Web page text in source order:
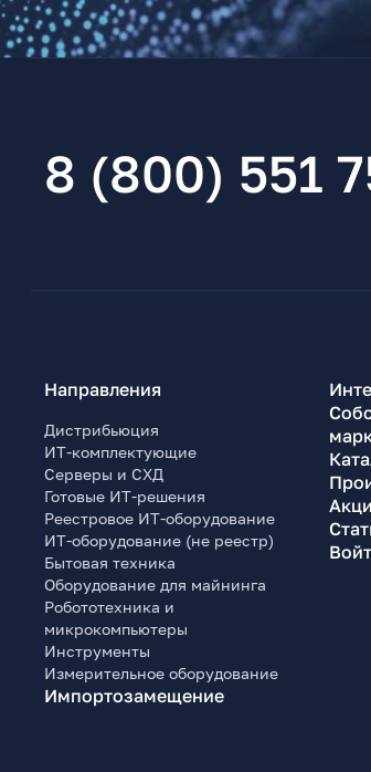
8 (800) 551
Направления
Дистрибьюция
ИТ-комплектующие
Серверы и СХД
Готовые ИТ-решения
Реестровое ИТ-оборудование
ИТ-оборудование (не реестр)
Бытовая техника
Оборудование для майнинга
Робототехника и
микрокомпьютеры
Инструменты
Измерительное оборудование
Импортозамещение